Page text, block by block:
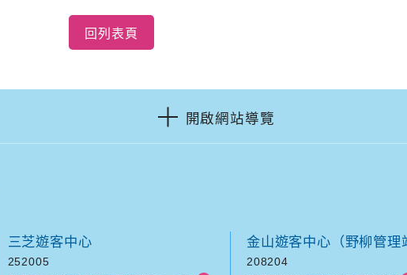
回列表頁
開啟網站導覽
三芝遊客中心
252005
金山遊客中心（野柳管理
208204